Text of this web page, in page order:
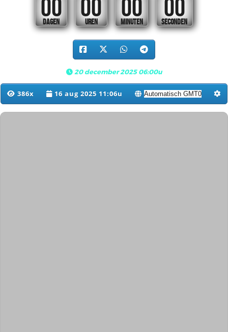
00
DAGEN
00
UREN
00
MINUTEN
00
SECONDEN
20 december 2025 06:00u
386x 16 aug 2025 11:06u